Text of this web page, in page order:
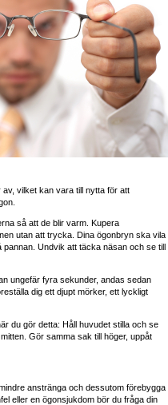
vilket kan vara till nytta för att
så att de blir varm. Kupera
utan att trycka. Dina ögonbryn ska vila
Undvik att täcka näsan och se till
ungefär fyra sekunder, andas sedan
dig ett djupt mörker, ett lyckligt
du gör detta: Håll huvudet stilla och se
Gör samma sak till höger, uppåt
anstränga och dessutom förebygga
eller en ögonsjukdom bör du fråga din